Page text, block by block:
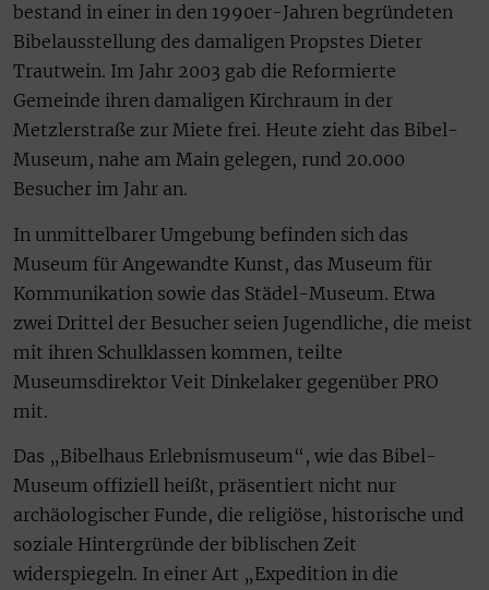
bestand in einer in den 1990er-Jahren begründeten
Bibelausstellung des damaligen Propstes Dieter
Trautwein. Im Jahr 2003 gab die Reformierte
Gemeinde ihren damaligen Kirchraum in der
Metzlerstraße zur Miete frei. Heute zieht das Bibel-
Museum, nahe am Main gelegen, rund 20.000
Besucher im Jahr an.
In unmittelbarer Umgebung befinden sich das
Museum für Angewandte Kunst, das Museum für
Kommunikation sowie das Städel-Museum. Etwa
zwei Drittel der Besucher seien Jugendliche, die meist
mit ihren Schulklassen kommen, teilte
Museumsdirektor Veit Dinkelaker gegenüber PRO
mit.
Das „Bibelhaus Erlebnismuseum“, wie das Bibel-
Museum offiziell heißt, präsentiert nicht nur
archäologischer Funde, die religiöse, historische und
soziale Hintergründe der biblischen Zeit
widerspiegeln. In einer Art „Expedition in die